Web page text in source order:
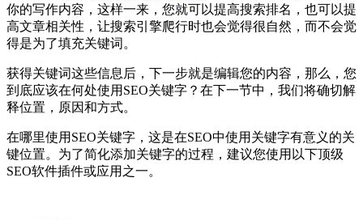
你的写作内容，这样一来，您就可以提高搜索排名，也可以提
高文章相关性，让搜索引擎爬行时也会觉得很自然，而不会觉
得是为了填充关键词。
获得关键词这些信息后，下一步就是编辑您的内容，那么，您
到底应该在何处使用SEO关键字？在下一节中，我们将确切解
释位置，原因和方式。
在哪里使用SEO关键字，这是在SEO中使用关键字有意义的关
键位置。为了简化添加关键字的过程，建议您使用以下顶级
SEO软件插件或应用之一。